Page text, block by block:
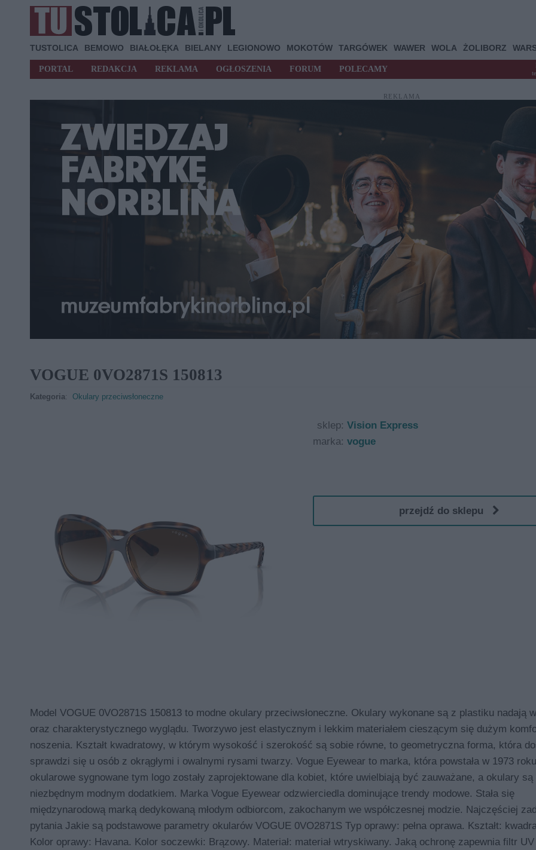
TUSTOLICA BEMOWO BIAŁOŁĘKA BIELANY LEGIONOWO MOKOTÓW TARGÓWEK WAWER WOLA ŻOLIBORZ
PORTAL REDAKCJA REKLAMA OGŁOSZENIA FORUM POLECAMY
REKLAMA
VOGUE 0VO2871S 150813
Kategoria: Okulary przeciwsłoneczne
sklep: Vision Express
marka: vogue
przejdź do sklepu
Model VOGUE 0VO2871S 150813 to modne okulary przeciwsłoneczne. Okulary wykonane są z plastiku nadają
oraz charakterystycznego wyglądu. Tworzywo jest elastycznym i lekkim materiałem cieszącym się dużym
noszenia. Kształt kwadratowy, w którym wysokość i szerokość są sobie równe, to geometryczna forma, która
sprawdzi się u osób z okrągłymi i owalnymi rysami twarzy. Vogue Eyewear to marka, która powstała w 1973
okularowe sygnowane tym logo zostały zaprojektowane dla kobiet, które uwielbiają być zauważane, a okulary są
niezbędnym modnym dodatkiem. Marka Vogue Eyewear odzwierciedla dominujące trendy modowe. Stała się
międzynarodową marką dedykowaną młodym odbiorcom, zakochanym we współczesnej modzie. Najczęściej
pytania Jakie są podstawowe parametry okularów VOGUE 0VO2871S Typ oprawy: pełna oprawa. Kształt:
Kolor oprawy: Havana. Kolor soczewki: Brązowy. Materiał: materiał wtryskiwany. Jaką ochronę zapewnia filtr